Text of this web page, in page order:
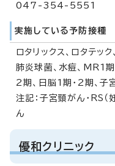
047-354-5551
実施している予防接種
ロタリックス、ロタテッ
肺炎球菌、水痘、MR1期
2期、日脳1期・2期、子
注記：子宮頸がん・RS
ん
優和クリニック